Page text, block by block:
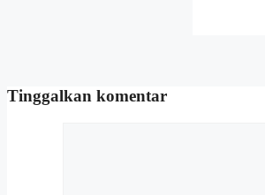
Tinggalkan komentar